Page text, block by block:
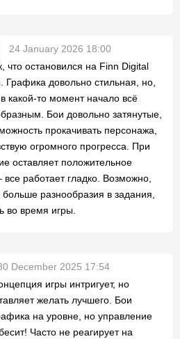
24 January 2026 18:00
что остановился на Finn Digital
Графика довольно стильная, но,
какой-то момент начало всё
Бои довольно затянутые,
прокачивать персонажа,
огромного прогресса. При
оставляет положительное
работает гладко. Возможно,
больше разнообразия в задания,
во время игры.
December 2025 17:54
игры интригует, но
желать лучшего. Бои
на уровне, но управление
Часто не реагирует на